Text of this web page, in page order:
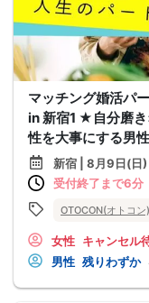
マッチング婚活パ
in 新宿1 ★自分磨
性を大事にする男性
新宿 | 8月9日(日
受付終了まで6分
OTOCON(オトコン)
女性 キャンセル
男性 残りわずか